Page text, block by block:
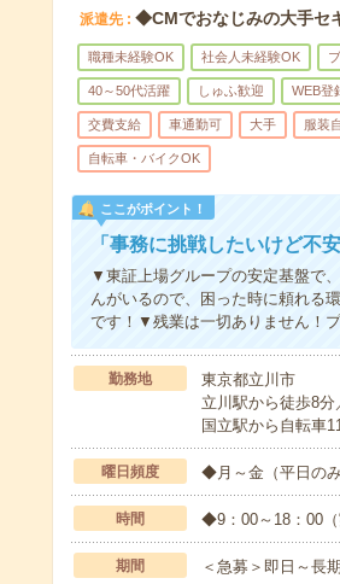
派遣先 ◆CMでおなじみの大手セ
職種未経験OK 社会人未経験OK
40～50代活躍 しゅふ歓迎 WEB登
交費支給 車通勤可 大手 服装
自転車・バイクOK
ここがポイント！
「事務に挑戦したいけど
▼東証上場グループの安定基盤で
んがいるので、困った時に頼れる
です！▼残業は一切ありません！
勤務地
東京都立川市
立川駅から徒歩8
国立駅から自転車
曜日頻度 ◆月～金（平日の
時間 ◆9：00～18：00（
期間 ＜急募＞即日～長